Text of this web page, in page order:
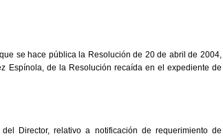
se hace pública la Resolución de 20 de abril de 2004,
Espínola, de la Resolución recaída en el expediente de
Director, relativo a notificación de requerimiento de